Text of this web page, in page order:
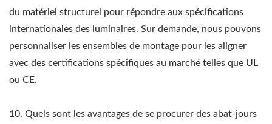
du matériel structurel pour répondre aux spécifications
internationales des luminaires. Sur demande, nous pouvons
personnaliser les ensembles de montage pour les aligner
avec des certifications spécifiques au marché telles que UL
ou CE.
10. Quels sont les avantages de se procurer des abat-jours